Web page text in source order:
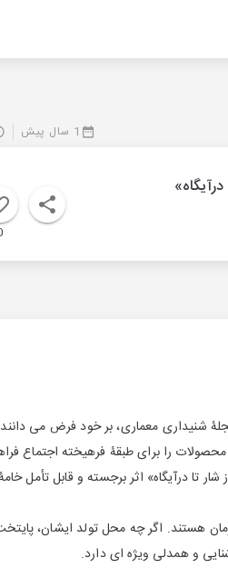
1 سال پیش
شنیداری معماری، بر خود فرض می دانند
را برای طبقۀ فرهیخته اجتماع
درآیگاه» اثر برجسته و قابل تأمل
هستند. اگر چه محل تولد ایشان، پایتخت
و همدلی ویژه ای دارد.